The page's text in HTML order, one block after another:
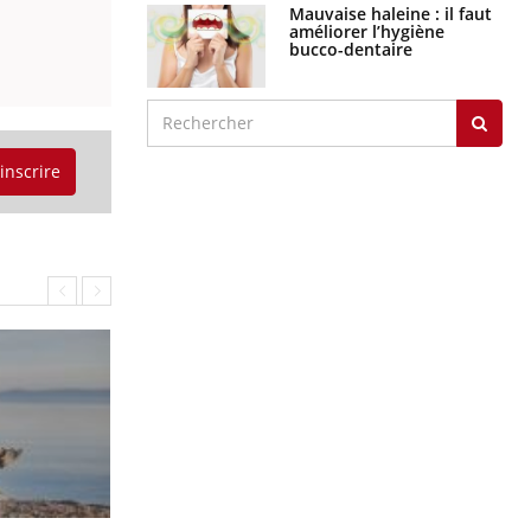
graves
Maladie de Charcot
amyotrophique)